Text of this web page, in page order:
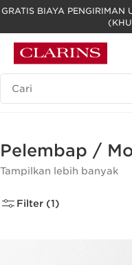
LEWATI KE KONTEN
GO TO FOOTER
GRATIS BIAYA PENGIRIMAN
Legenda Pencarian
Pelembap /
Tampilkan lebih banyak
Filter (1)